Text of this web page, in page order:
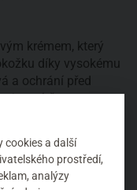
krémem, který
díky vysokému
a ochrání před
jemný šampon,
multifunkčním
na konečky
olej. Nemáme-
chceme-li jen
cookies a další
prostředí,
analýzy